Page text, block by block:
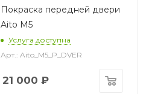
Покраска передней двери
Aito M5
Услуга доступна
Арт.: Aito_M5_P_DVER
21 000 ₽